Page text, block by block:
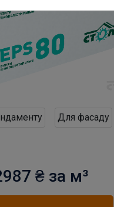
Для фасаду
₴ за м³